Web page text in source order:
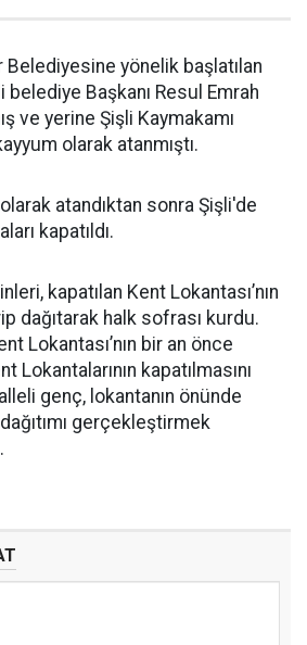
yönelik başlatılan
Başkanı Resul Emrah
ve yerine Şişli Kaymakamı
olarak atanmıştı.
atandıktan sonra Şişli'de
kapatıldı.
kapatılan Kent Lokantası’nın
dağıtarak halk sofrası kurdu.
Lokantası’nın bir an önce
Lokantalarının kapatılmasını
genç, lokantanın önünde
gerçekleştirmek